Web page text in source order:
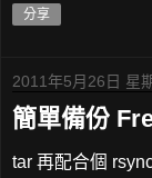
分享
2011年5月26日 星
簡單備份
tar 再配合個